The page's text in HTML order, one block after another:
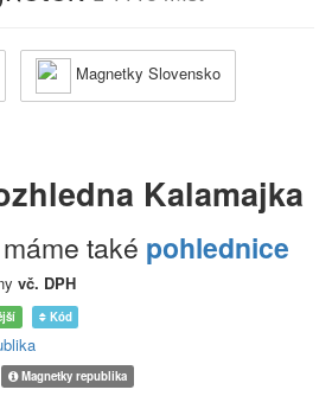
Magnetky Slovensko
Kalamajka
také pohlednice
vč. DPH
Kód
Magnetky republika